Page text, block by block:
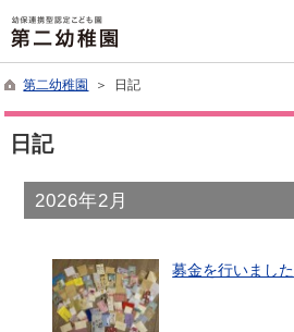
第二幼稚園 ＞ 日記
日記
2026年2月
募金を行いました